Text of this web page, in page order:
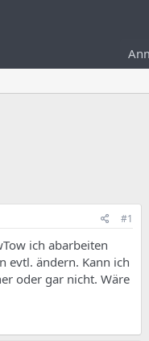
#1
ich abarbeiten
evtl. ändern. Kann ich
oder gar nicht. Wäre